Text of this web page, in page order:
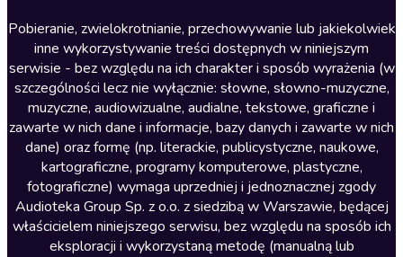
Literatura anglojęzyczna
Literatura faktu
Literatura obyczajowa
Literatura piękna obca
Literatura piękna polska
Nagrania relaksacyjne
Nauka języków
Nauki humanistyczne
Pobieranie, zwielokrotnianie, przechowywanie lub jakiekolwiek
inne wykorzystywanie treści dostępnych w niniejszym
serwisie - bez względu na ich charakter i sposób wyrażenia (w
szczególności lecz nie wyłącznie: słowne, słowno-muzyczne,
muzyczne, audiowizualne, audialne, tekstowe, graficzne i
zawarte w nich dane i informacje, bazy danych i zawarte w nich
dane) oraz formę (np. literackie, publicystyczne, naukowe,
kartograficzne, programy komputerowe, plastyczne,
fotograficzne) wymaga uprzedniej i jednoznacznej zgody
Audioteka Group Sp. z o.o. z siedzibą w Warszawie, będącej
właścicielem niniejszego serwisu, bez względu na sposób ich
eksploracji i wykorzystaną metodę (manualną lub